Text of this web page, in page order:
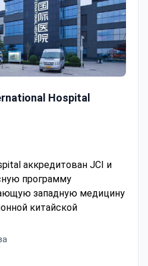
Hospital
аккредитован JCI и
программу
западную медицину
китайской
5 000